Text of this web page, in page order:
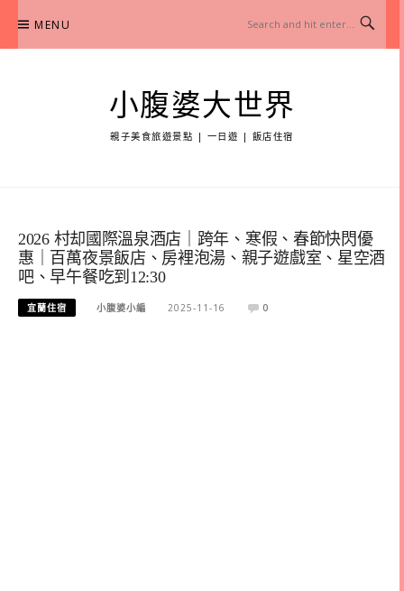
content
MENU
小腹婆大世界
親子美食旅遊景點 | 一日遊 | 飯店住宿
2026 村却國際溫泉酒店｜跨年、寒假、春節快閃優
惠｜百萬夜景飯店、房裡泡湯、親子遊戲室、星空酒
吧、早午餐吃到12:30
宜蘭住宿 小腹婆小編 2025-11-16 0